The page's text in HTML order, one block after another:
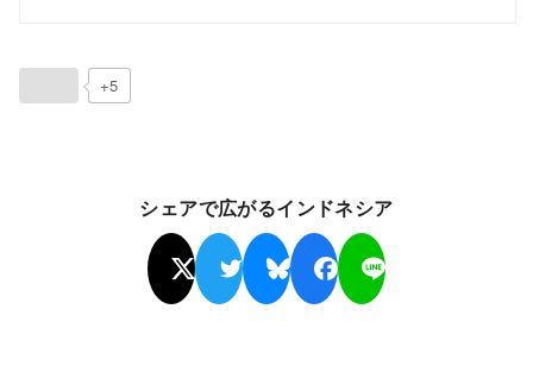
+5
シェアで広がるインドネシア